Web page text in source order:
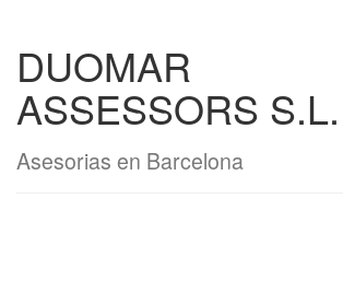
DUOMAR
ASSESSORS S.L.
Asesorias en Barcelona